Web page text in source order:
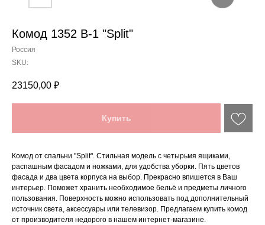
Комод 1352 В-1 "Split"
Россия
SKU:
23150,00 ₽
Купить
Комод от спальни "Split". Стильная модель с четырьмя ящиками,
распашным фасадом и ножками, для удобства уборки. Пять цветов
фасада и два цвета корпуса на выбор. Прекрасно впишется в Ваш
интерьер. Поможет хранить необходимое бельё и предметы личного
пользования. Поверхность можно использовать под дополнительный
источник света, аксессуары или телевизор. Предлагаем купить комод
от производителя недорого в нашем интернет-магазине.